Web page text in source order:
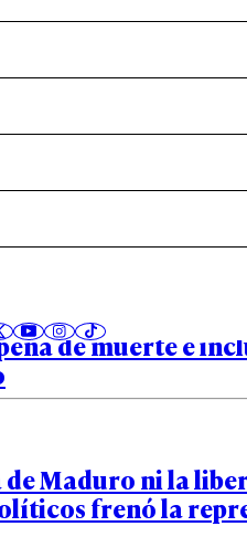
de Justicia de
de muerte e
Maduro ni la
frenó la